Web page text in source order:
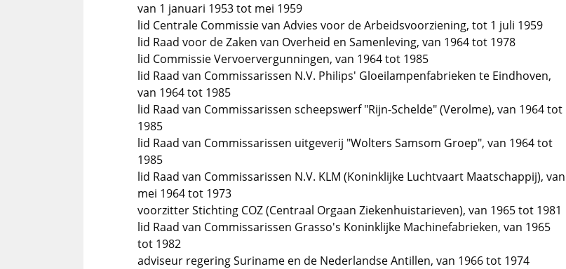
van 1 januari 1953 tot mei 1959
lid Centrale Commissie van Advies voor de Arbeidsvoorziening, tot 1 juli 1959
lid Raad voor de Zaken van Overheid en Samenleving, van 1964 tot 1978
lid Commissie Vervoervergunningen, van 1964 tot 1985
lid Raad van Commissarissen N.V. Philips' Gloeilampenfabrieken te Eindhoven,
van 1964 tot 1985
lid Raad van Commissarissen scheepswerf "Rijn-Schelde" (Verolme), van 1964 tot
1985
lid Raad van Commissarissen uitgeverij "Wolters Samsom Groep", van 1964 tot
1985
lid Raad van Commissarissen N.V. KLM (Koninklijke Luchtvaart Maatschappij), van
mei 1964 tot 1973
voorzitter Stichting COZ (Centraal Orgaan Ziekenhuistarieven), van 1965 tot 1981
lid Raad van Commissarissen Grasso's Koninklijke Machinefabrieken, van 1965
tot 1982
adviseur regering Suriname en de Nederlandse Antillen, van 1966 tot 1974